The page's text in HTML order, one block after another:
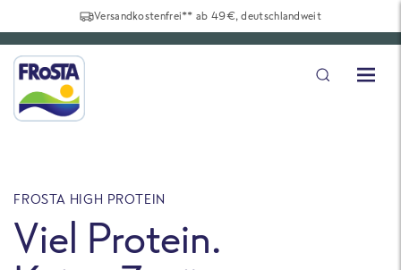
Versandkostenfrei** ab 49€, deutschlandweit
FROSTA HIGH PROTEIN
Viel Protein.